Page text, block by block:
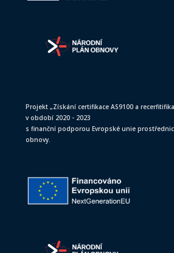
Projekt „Získání certifikace AS9100 a
v období 2020 - 2023
s finanční podporou Evropské unie
obnovy.